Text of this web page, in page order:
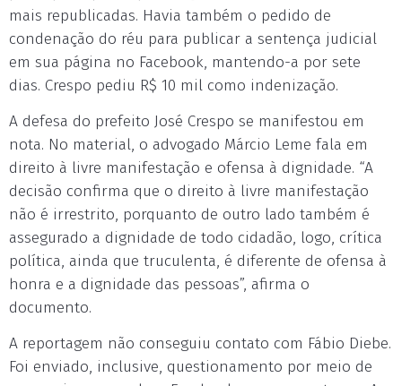
mais republicadas. Havia também o pedido de
condenação do réu para publicar a sentença judicial
em sua página no Facebook, mantendo-a por sete
dias. Crespo pediu R$ 10 mil como indenização.
A defesa do prefeito José Crespo se manifestou em
nota. No material, o advogado Márcio Leme fala em
direito à livre manifestação e ofensa à dignidade. “A
decisão confirma que o direito à livre manifestação
não é irrestrito, porquanto de outro lado também é
assegurado a dignidade de todo cidadão, logo, crítica
política, ainda que truculenta, é diferente de ofensa à
honra e a dignidade das pessoas”, afirma o
documento.
A reportagem não conseguiu contato com Fábio Diebe.
Foi enviado, inclusive, questionamento por meio de